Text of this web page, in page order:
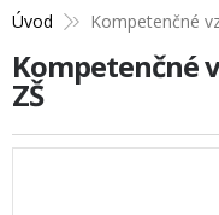
Úvod Kompetenčné
Kompetenčné
ZŠ